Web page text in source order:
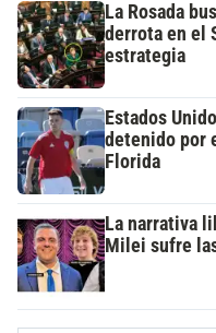
La Rosada
derrota en el
estrategia
Estados
detenido por
Florida
La narrativa
Milei sufre